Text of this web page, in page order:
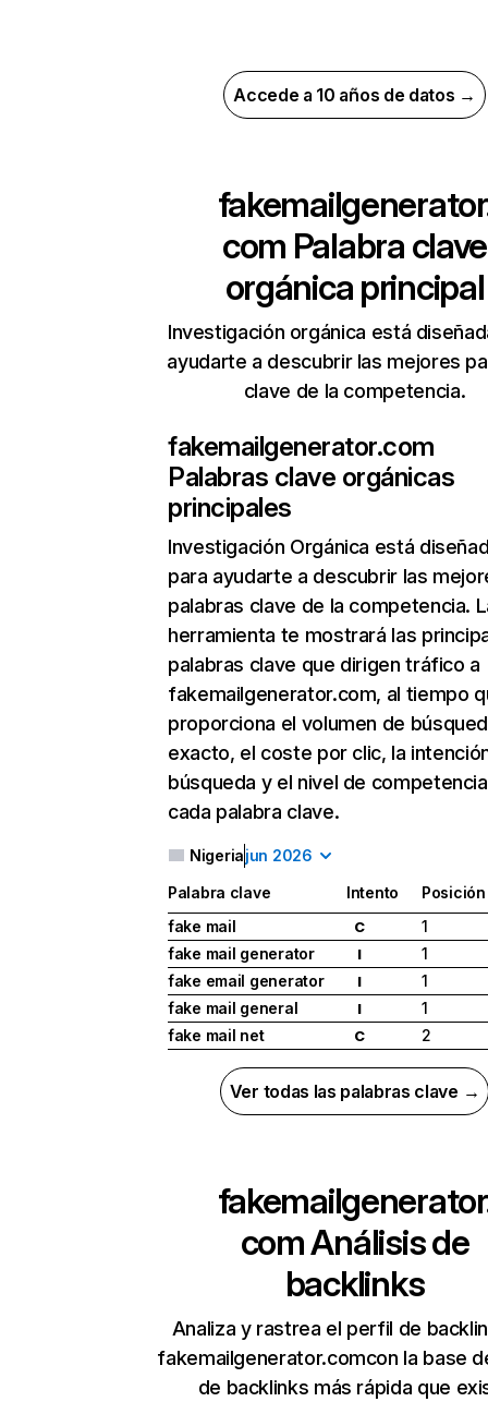
Accede a 10 años de datos →
com Palabra clave
orgánica principal
Investigación orgánica está
ayudarte a descubrir las mejores
clave de la competencia.
fakemailgenerator.com
Palabras clave orgánicas
principales
Investigación Orgánica está
para ayudarte a descubrir las
palabras clave de la competencia.
herramienta te mostrará las
palabras clave que dirigen tráfico a
fakemailgenerator.com, al tiempo
proporciona el volumen de
exacto, el coste por clic, la
búsqueda y el nivel de
cada palabra clave.
Nigeriajun 2026
Palabra clave Intento
Posición
fake mail
C
1
fake mail generator
I
1
fake email generator
I
1
fake mail general
I
1
fake mail net
C 2
Ver todas las palabras clave →
comAnálisis de
backlinks
Analiza y rastrea el perfil de
fakemailgenerator.comcon la base
de backlinks más rápida que